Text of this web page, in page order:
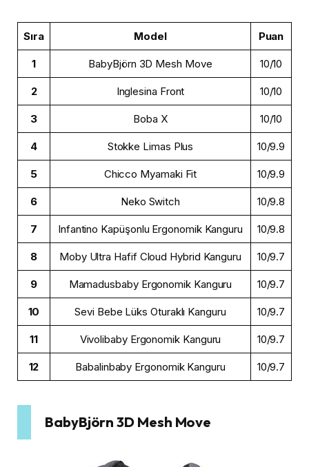
Sıra Model Puan
1 BabyBjörn 3D Mesh Move 10/10
2 Inglesina Front 10/10
3 Boba X 10/10
4 Stokke Limas Plus 10/9.9
5 Chicco Myamaki Fit 10/9.9
6 Neko Switch 10/9.8
7 Infantino Kapüşonlu Ergonomik Kanguru 10/9.8
8 Moby Ultra Hafif Cloud Hybrid Kanguru 10/9.7
9 Mamadusbaby Ergonomik Kanguru 10/9.7
10 Sevi Bebe Lüks Oturaklı Kanguru 10/9.7
11 Vivolibaby Ergonomik Kanguru 10/9.7
12 Babalinbaby Ergonomik Kanguru 10/9.7
BabyBjörn 3D Mesh Move